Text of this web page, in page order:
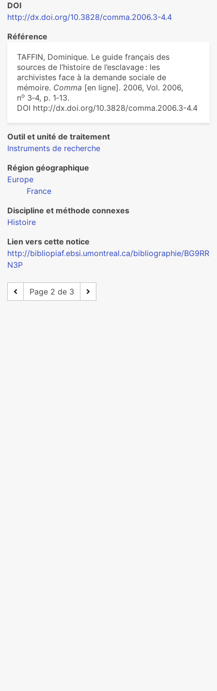
DOI
http://dx.doi.org/10.3828/comma.2006.3-4.4
Référence
TAFFIN, Dominique. Le guide français des
sources de l’histoire de l’esclavage : les
archivistes face à la demande sociale de
mémoire. Comma [en ligne]. 2006, Vol. 2006,
no 3‑4, p. 1‑13.
DOI http://dx.doi.org/10.3828/comma.2006.3-4.4
Outil et unité de traitement
Instruments de recherche
Région géographique
Europe
France
Discipline et méthode connexes
Histoire
Lien vers cette notice
http://bibliopiaf.ebsi.umontreal.ca/bibliographie/BG9RR
N3P
Page 2 de 3